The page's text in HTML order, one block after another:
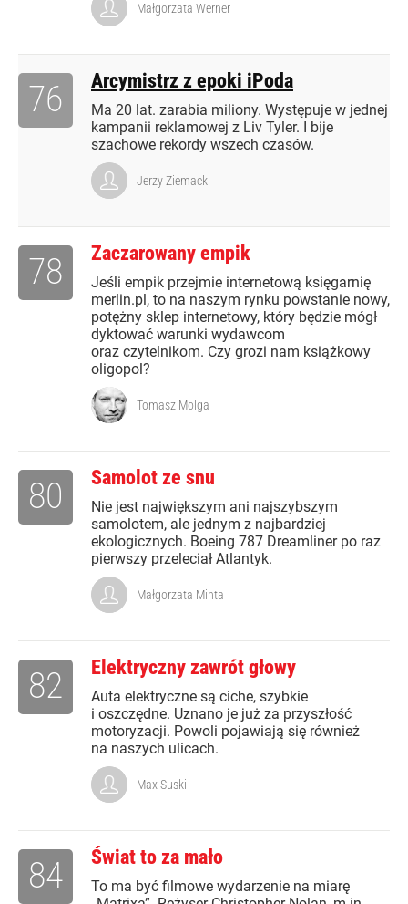
Małgorzata Werner
Arcymistrz z epoki iPoda
Ma 20 lat. zarabia miliony. Występuje w jednej
kampanii reklamowej z Liv Tyler. I bije
szachowe rekordy wszech czasów.
76
Jerzy Ziemacki
Zaczarowany empik
Jeśli empik przejmie internetową księgarnię
merlin.pl, to na naszym rynku powstanie nowy,
potężny sklep internetowy, który będzie mógł
dyktować warunki wydawcom
oraz czytelnikom. Czy grozi nam książkowy
oligopol?
78
Tomasz Molga
Samolot ze snu
Nie jest największym ani najszybszym
samolotem, ale jednym z najbardziej
ekologicznych. Boeing 787 Dreamliner po raz
pierwszy przeleciał Atlantyk.
80
Małgorzata Minta
Elektryczny zawrót głowy
Auta elektryczne są ciche, szybkie
i oszczędne. Uznano je już za przyszłość
motoryzacji. Powoli pojawiają się również
na naszych ulicach.
82
Max Suski
Świat to za mało
To ma być filmowe wydarzenie na miarę
84